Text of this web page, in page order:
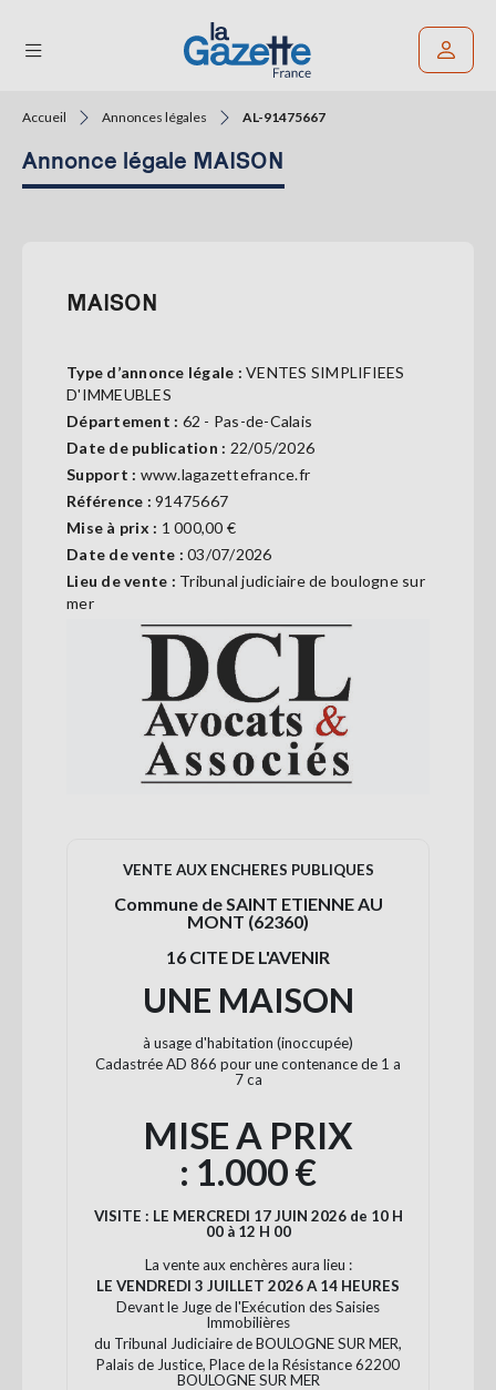
THÉMATIQUES
SERVICES
GAZETTE
Se
connecter
S'abonner
Accueil Annonces légales AL-91475667
Annonce légale MAISON
MAISON
Type d’annonce légale : VENTES SIMPLIFIEES
D'IMMEUBLES
Département : 62 - Pas-de-Calais
Date de publication : 22/05/2026
Support : www.lagazettefrance.fr
Référence : 91475667
Mise à prix : 1 000,00 €
Date de vente : 03/07/2026
Lieu de vente : Tribunal judiciaire de boulogne sur
mer
VENTE AUX ENCHERES PUBLIQUES
Commune de SAINT ETIENNE AU
MONT (62360)
16 CITE DE L'AVENIR
UNE MAISON
à usage d'habitation (inoccupée)
Cadastrée AD 866 pour une contenance de 1 a
7 ca
MISE A PRIX
: 1.000 €
VISITE : LE MERCREDI 17 JUIN 2026 de 10 H
00 à 12 H 00
La vente aux enchères aura lieu :
LE VENDREDI 3 JUILLET 2026 A 14 HEURES
Devant le Juge de l'Exécution des Saisies
Immobilières
du Tribunal Judiciaire de BOULOGNE SUR MER,
Palais de Justice, Place de la Résistance 62200
BOULOGNE SUR MER